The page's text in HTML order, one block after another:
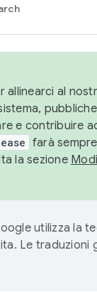
allinearci al
e contribuire
farà
la sezione
utilizza la
Le